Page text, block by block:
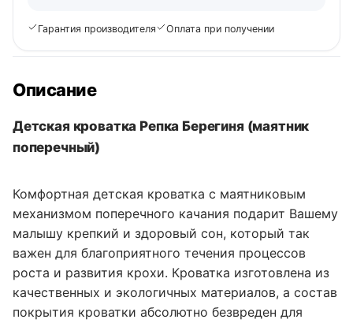
Гарантия производителя Оплата при получении
Описание
Детская кроватка Репка Берегиня (маятник
поперечный)
Комфортная детская кроватка с маятниковым
механизмом поперечного качания подарит Вашему
малышу крепкий и здоровый сон, который так
важен для благоприятного течения процессов
роста и развития крохи. Кроватка изготовлена из
качественных и экологичных материалов, а состав
покрытия кроватки абсолютно безвреден для